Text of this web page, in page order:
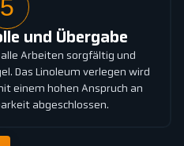
5
und Übergabe
Arbeiten sorgfältig und
Das Linoleum verlegen wird
einem hohen Anspruch an
abgeschlossen.